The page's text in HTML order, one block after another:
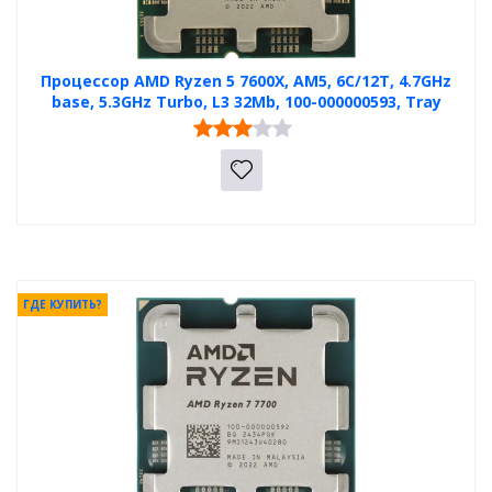
Процессор AMD Ryzen 5 7600X, AM5, 6C/12T, 4.7GHz
base, 5.3GHz Turbo, L3 32Mb, 100-000000593, Tray
ГДЕ КУПИТЬ?